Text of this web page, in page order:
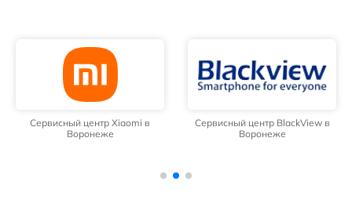
Сервисный центр Xiaomi в
Воронеже
Сервисный центр BlackView в
Воронеже